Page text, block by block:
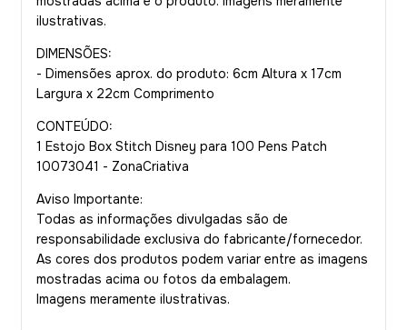
ilustrativas.
DIMENSÕES:
- Dimensões aprox. do produto: 6cm Altura x 17cm
Largura x 22cm Comprimento
CONTEÚDO:
1 Estojo Box Stitch Disney para 100 Pens Patch
10073041 - ZonaCriativa
Aviso Importante:
Todas as informações divulgadas são de
responsabilidade exclusiva do fabricante/fornecedor.
As cores dos produtos podem variar entre as imagens
mostradas acima ou fotos da embalagem.
Imagens meramente ilustrativas.